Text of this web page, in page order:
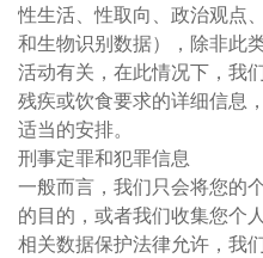
性生活、性取向、政治观点
和生物识别数据），除非此
活动有关，在此情况下，我
残疾或饮食要求的详细信息
适当的安排。
刑事定罪和犯罪信息
一般而言，我们只会将您的
的目的，或者我们收集您个
相关数据保护法律允许，我